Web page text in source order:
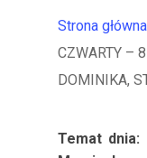
Strona główna
CZWARTY –
DOMINIKA,
Temat dnia: